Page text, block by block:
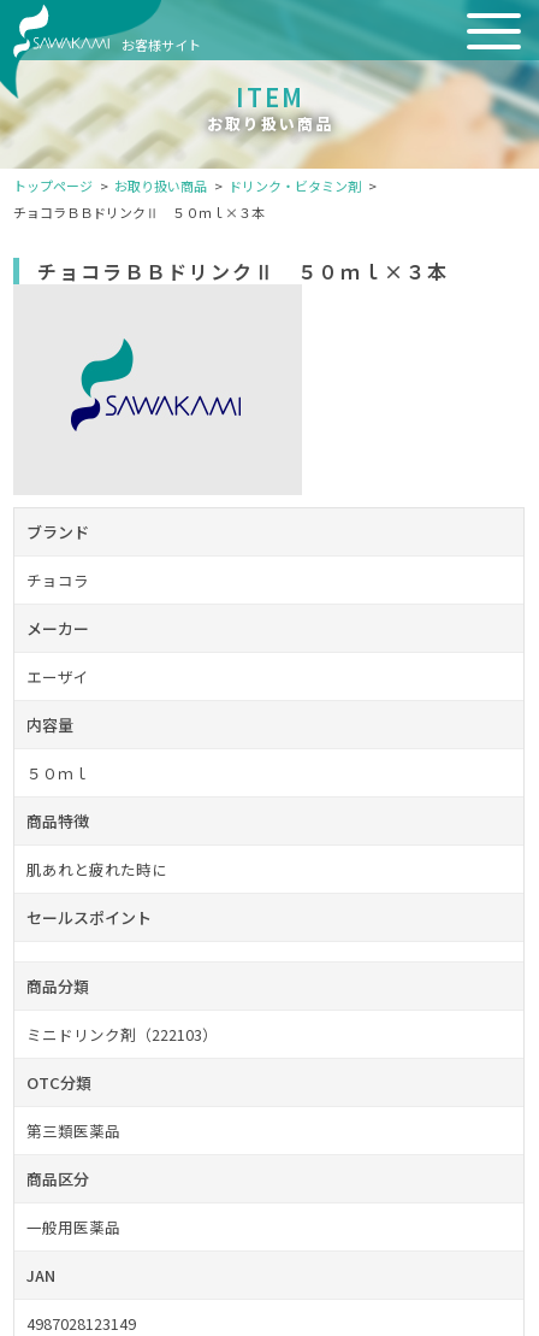
お客様サイト
ITEM
お取り扱い商品
トップページ お取り扱い商品
ドリンク・ビタミン剤
チョコラＢＢドリンクⅡ ５０ｍｌ×３本
チョコラＢＢドリンクⅡ ５０ｍｌ×３本
ブランド
チョコラ
メーカー
エーザイ
内容量
５０ｍｌ
商品特徴
肌あれと疲れた時に
セールスポイント
商品分類
ミニドリンク剤（222103）
OTC分類
第三類医薬品
商品区分
一般用医薬品
JAN
4987028123149